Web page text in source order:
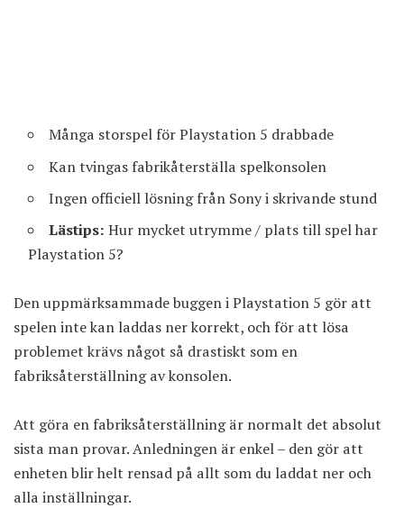
Många storspel för Playstation 5 drabbade
Kan tvingas fabrikåterställa spelkonsolen
Ingen officiell lösning från Sony i skrivande stund
Lästips: Hur mycket utrymme / plats till spel har
Playstation 5?
Den uppmärksammade buggen i Playstation 5 gör att
spelen inte kan laddas ner korrekt, och för att lösa
problemet krävs något så drastiskt som en
fabriksåterställning av konsolen.
Att göra en fabriksåterställning är normalt det absolut
sista man provar. Anledningen är enkel – den gör att
enheten blir helt rensad på allt som du laddat ner och
alla inställningar.